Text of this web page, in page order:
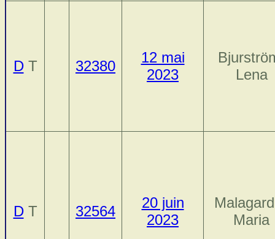
DT 32380
12 mai
2023
Lena
DT 32564
20 juin
2023
Maria